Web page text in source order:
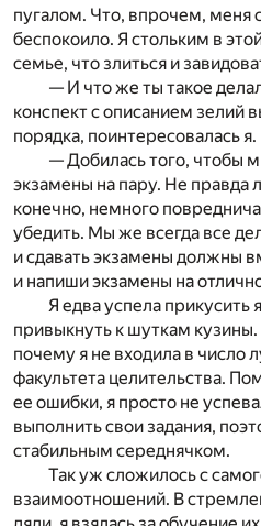
пугалом. Что, впрочем, меня
беспокоило. Я стольким в
семье, что злиться и
— И что же ты такое
конспект с описанием зелий
порядка, поинтересовалась я.
— Добилась того, чтобы
экзамены на пару. Не правда
конечно, немного
убедить. Мы же всегда все
и сдавать экзамены должны
и напиши экзамены на
Я едва успела
привыкнуть к шуткам кузины.
почему я не входила в число
факультета целительства.
ее ошибки, я просто не
выполнить свои задания,
стабильным середнячком.
Так уж сложилось с
взаимоотношений. В